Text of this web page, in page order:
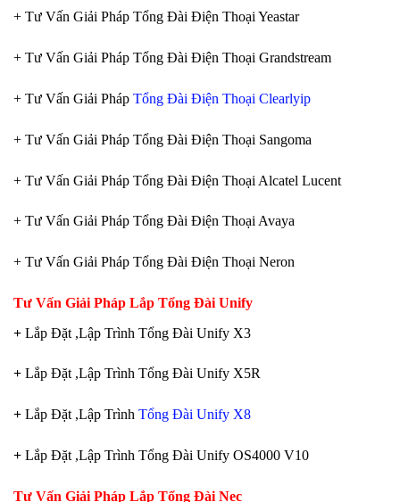
+ Tư Vấn Giải Pháp Tổng Đài Điện Thoại Yeastar
+ Tư Vấn Giải Pháp Tổng Đài Điện Thoại Grandstream
+ Tư Vấn Giải Pháp Tổng Đài Điện Thoại Clearlyip
+ Tư Vấn Giải Pháp Tổng Đài Điện Thoại Sangoma
+ Tư Vấn Giải Pháp Tổng Đài Điện Thoại Alcatel Lucent
+ Tư Vấn Giải Pháp Tổng Đài Điện Thoại Avaya
+ Tư Vấn Giải Pháp Tổng Đài Điện Thoại Neron
Tư Vấn Giải Pháp Lắp Tổng Đài Unify
+ Lắp Đặt ,Lập Trình Tổng Đài Unify X3
+ Lắp Đặt ,Lập Trình Tổng Đài Unify X5R
+ Lắp Đặt ,Lập Trình Tổng Đài Unify X8
+ Lắp Đặt ,Lập Trình Tổng Đài Unify OS4000 V10
Tư Vấn Giải Pháp Lắp Tổng Đài Nec